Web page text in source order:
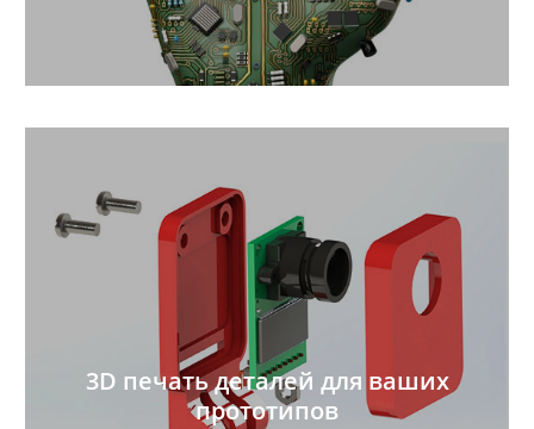
3D печать деталей для ваших
прототипов